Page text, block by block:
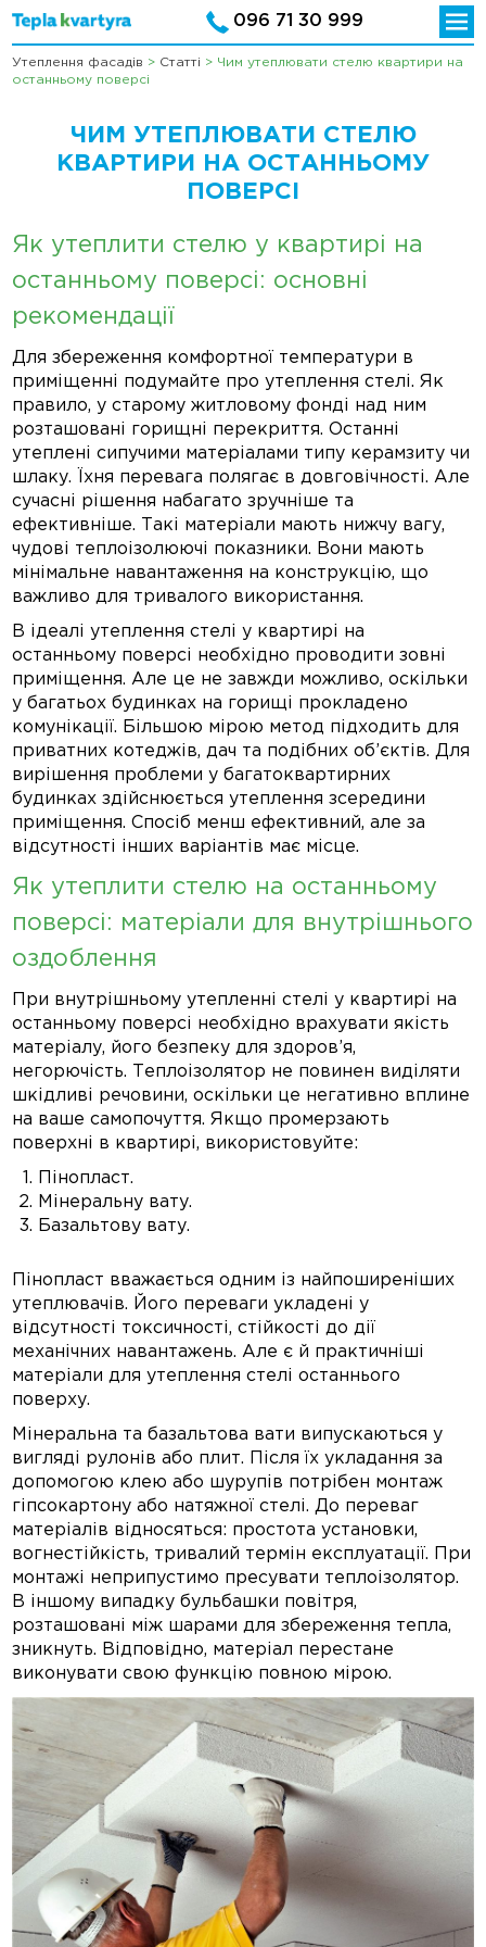
096 71 30 999
Утеплення фасадів > Статті > Чим утеплювати стелю квартири на
останньому поверсі
ЧИМ УТЕПЛЮВАТИ СТЕЛЮ
КВАРТИРИ НА ОСТАННЬОМУ
ПОВЕРСІ
Як утеплити стелю у квартирі на
останньому поверсі: основні
рекомендації
Для збереження комфортної температури в
приміщенні подумайте про утеплення стелі. Як
правило, у старому житловому фонді над ним
розташовані горищні перекриття. Останні
утеплені сипучими матеріалами типу керамзиту чи
шлаку. Їхня перевага полягає в довговічності. Але
сучасні рішення набагато зручніше та
ефективніше. Такі матеріали мають нижчу вагу,
чудові теплоізолюючі показники. Вони мають
мінімальне навантаження на конструкцію, що
важливо для тривалого використання.
В ідеалі утеплення стелі у квартирі на
останньому поверсі необхідно проводити зовні
приміщення. Але це не завжди можливо, оскільки
у багатьох будинках на горищі прокладено
комунікації. Більшою мірою метод підходить для
приватних котеджів, дач та подібних об’єктів. Для
вирішення проблеми у багатоквартирних
будинках здійснюється утеплення зсередини
приміщення. Спосіб менш ефективний, але за
відсутності інших варіантів має місце.
Як утеплити стелю на останньому
поверсі: матеріали для внутрішнього
оздоблення
При внутрішньому утепленні стелі у квартирі на
останньому поверсі необхідно врахувати якість
матеріалу, його безпеку для здоров’я,
негорючість. Теплоізолятор не повинен виділяти
шкідливі речовини, оскільки це негативно вплине
на ваше самопочуття. Якщо промерзають
поверхні в квартирі, використовуйте:
Пінопласт.
Мінеральну вату.
Базальтову вату.
Пінопласт вважається одним із найпоширеніших
утеплювачів. Його переваги укладені у
відсутності токсичності, стійкості до дії
механічних навантажень. Але є й практичніші
матеріали для утеплення стелі останнього
поверху.
Мінеральна та базальтова вати випускаються у
вигляді рулонів або плит. Після їх укладання за
допомогою клею або шурупів потрібен монтаж
гіпсокартону або натяжної стелі. До переваг
матеріалів відносяться: простота установки,
вогнестійкість, тривалий термін експлуатації. При
монтажі неприпустимо пресувати теплоізолятор.
В іншому випадку бульбашки повітря,
розташовані між шарами для збереження тепла,
зникнуть. Відповідно, матеріал перестане
виконувати свою функцію повною мірою.